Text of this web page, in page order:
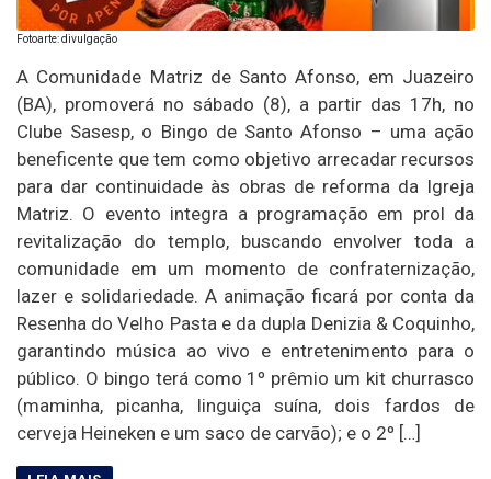
Fotoarte: divulgação
A Comunidade Matriz de Santo Afonso, em Juazeiro
(BA), promoverá no sábado (8), a partir das 17h, no
Clube Sasesp, o Bingo de Santo Afonso – uma ação
beneficente que tem como objetivo arrecadar recursos
para dar continuidade às obras de reforma da Igreja
Matriz. O evento integra a programação em prol da
revitalização do templo, buscando envolver toda a
comunidade em um momento de confraternização,
lazer e solidariedade. A animação ficará por conta da
Resenha do Velho Pasta e da dupla Denizia & Coquinho,
garantindo música ao vivo e entretenimento para o
público. O bingo terá como 1º prêmio um kit churrasco
(maminha, picanha, linguiça suína, dois fardos de
cerveja Heineken e um saco de carvão); e o 2º […]